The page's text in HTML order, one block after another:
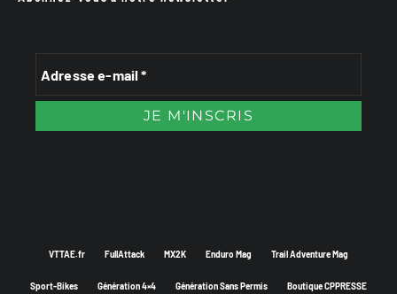
VTTAE.fr FullAttack MX2K Enduro Mag Trail Adventure Mag
Sport-Bikes Génération 4×4 Génération Sans Permis Boutique CPPRESSE